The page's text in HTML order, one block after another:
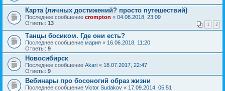
Карта (личных достижений? просто путешествий)
Последнее сообщение crompton « 04.08.2018, 23:09
Ответы: 13 1 2
Танцы босиком. Где они есть?
Последнее сообщение мария « 16.06.2018, 11:20
Ответы: 9
Новосибирск
Последнее сообщение Akari « 18.07.2017, 22:47
Ответы: 9
Вебинары про босоногий образ жизни
Последнее сообщение Victor Sudakov « 17.09.2014, 05:51